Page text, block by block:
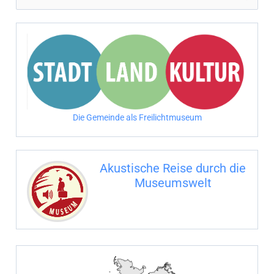
u
c
Die Gemeinde als Freilichtmuseum
MUSEUM
Akustische Reise durch die
Museumswelt